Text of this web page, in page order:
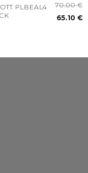
PLBEAL4
70.00€
65.10€